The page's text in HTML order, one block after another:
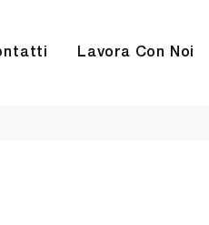
Lavora Con Noi